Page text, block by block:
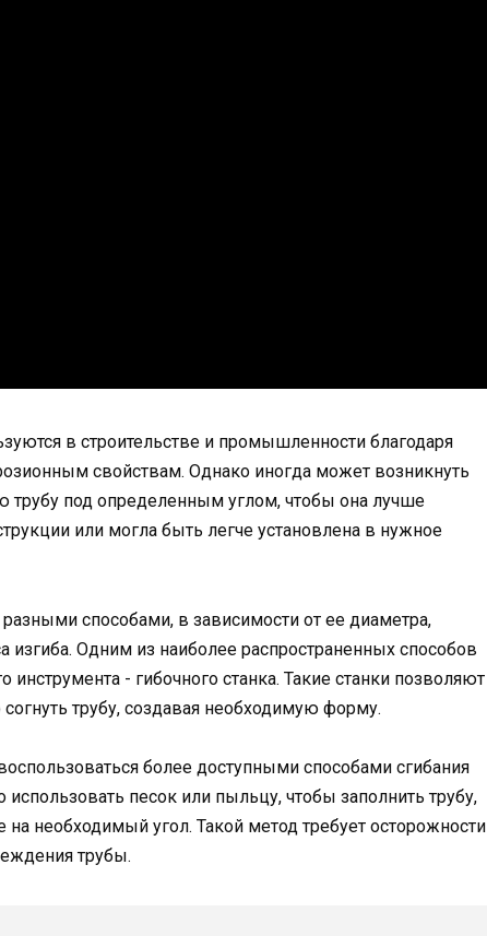
в строительстве и промышленности благодаря
свойствам. Однако иногда может возникнуть
трубу под определенным углом, чтобы она лучше
или могла быть легче установлена в нужное
способами, в зависимости от ее диаметра,
изгиба. Одним из наиболее распространенных способов
инструмента - гибочного станка. Такие станки позволяют
трубу, создавая необходимую форму.
более доступными способами сгибания
песок или пыльцу, чтобы заполнить трубу,
на необходимый угол. Такой метод требует осторожности
трубы.